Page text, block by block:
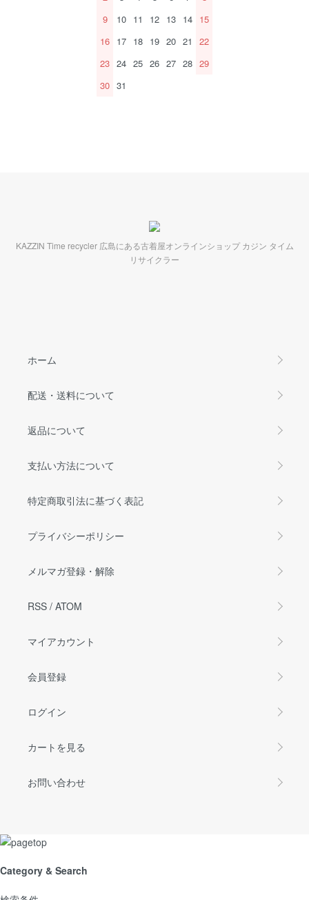
9
10 11 12 13 14 15
16 17 18 19 20 21
22
23 24 25 26 27 28 29
30 31
KAZZIN Time recycler 広島にある古着屋オンラインショップ カジン タイム
リサイクラー
ホーム
配送・送料について
返品について
支払い方法について
特定商取引法に基づく表記
プライバシーポリシー
メルマガ登録・解除
RSS / ATOM
マイアカウント
会員登録
ログイン
カートを見る
お問い合わせ
Category & Search